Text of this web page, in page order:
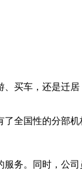
买车，还是迁
全国性的分部机
务。同时，公